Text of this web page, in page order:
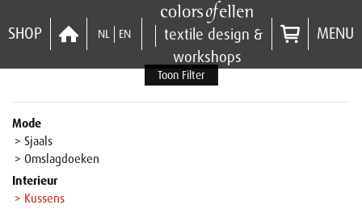
SHOP NL EN
textile design &
workshops
MENU
Toon Filter
Mode
> Sjaals
> Omslagdoeken
Interieur
> Kussens